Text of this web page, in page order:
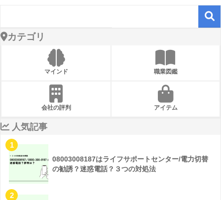
カテゴリ
マインド 職業図鑑
会社の評判 アイテム
人気記事
1
08003008187はライフサポートセンター/電力切替
の勧誘？迷惑電話？３つの対処法
2